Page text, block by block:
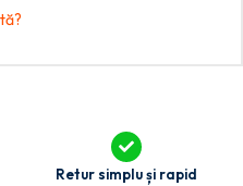
Retur simplu și rapid